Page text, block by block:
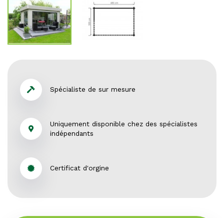
Spécialiste de sur mesure
Uniquement disponible chez des spécialistes
indépendants
Certificat d'orgine